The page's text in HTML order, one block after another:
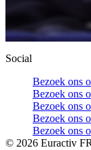
Social
Bezoek ons
Bezoek ons
Bezoek ons
Bezoek ons
Bezoek ons
© 2026 Euractiv FR